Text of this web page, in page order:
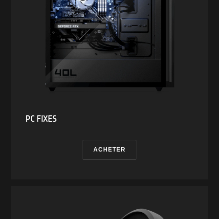
attendant que cette prise en charge par un
système d’exploitation Microsoft ou ChromeOS
soit disponible, Bluetooth® 5.3 fonctionnera
selon Bluetooth® 5.2 ou inférieur.
Supports numériques
Deux haut-parleurs mis au point par HyperX
PC FIXES
ACHETER